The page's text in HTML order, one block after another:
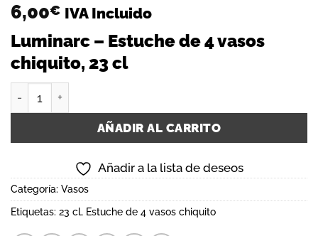
6,00€ IVA Incluido
Luminarc – Estuche de 4 vasos
chiquito, 23 cl
AÑADIR AL CARRITO
Añadir a la lista de deseos
Categoría: Vasos
Etiquetas: 23 cl, Estuche de 4 vasos chiquito